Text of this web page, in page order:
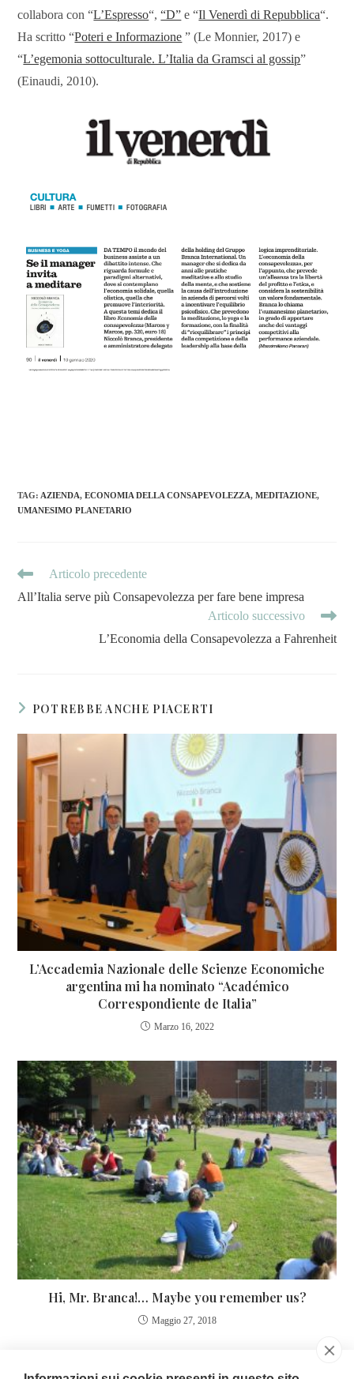
collabora con “L’Espresso“,“D” e “Il Venerdì di Repubblica“.
Ha scritto “Poteri e Informazione ” (Le Monnier, 2017) e
“L’egemonia sottoculturale. L’Italia da Gramsci al gossip”
(Einaudi, 2010).
TAG: AZIENDA, ECONOMIA DELLA CONSAPEVOLEZZA, MEDITAZIONE,
UMANESIMO PLANETARIO
Articolo precedente
All’Italia serve più Consapevolezza per fare bene impresa
Articolo successivo
L’Economia della Consapevolezza a Fahrenheit
POTREBBE ANCHE PIACERTI
L’Accademia Nazionale delle Scienze Economiche
argentina mi ha nominato “Académico
Correspondiente de Italia”
Marzo 16, 2022
Hi, Mr. Branca!… Maybe you remember us?
Maggio 27, 2018